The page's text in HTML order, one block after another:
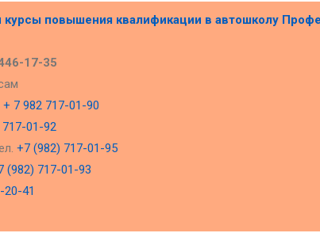
курсы повышения квалификации в автошколу
17-35
+ 7 982 717-01-90
01-92
+7 (982) 717-01-95
(982) 717-01-93
20-41